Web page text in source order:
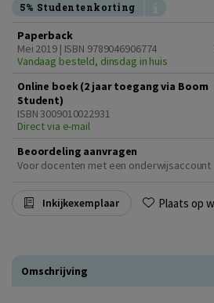
5% Studentenkorting
Paperback
Mei 2019 | ISBN 9789046906774
Vandaag besteld, dinsdag in huis
Online boek (2 jaar toegang via Boom
Student)
ISBN 3009010022931
Direct via e-mail
Beoordeling aanvragen
Voor docenten met een onderwijsaccount
Inkijkexemplaar Plaats op
Omschrijving